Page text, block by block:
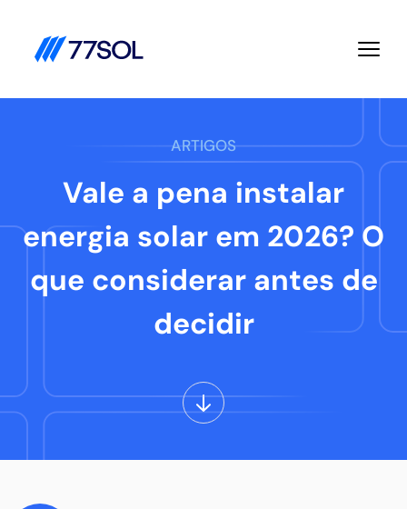
ARTIGOS
Vale a pena instalar
energia solar em 2026? O
que considerar antes de
decidir